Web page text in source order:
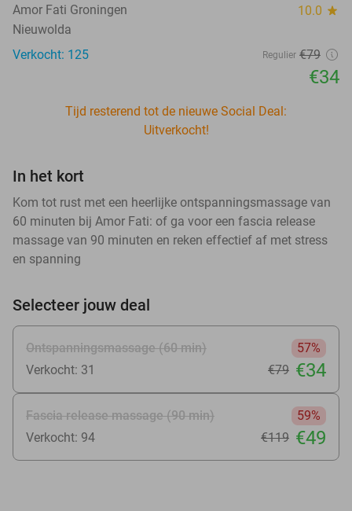
Amor Fati Groningen 10.0 star
Nieuwolda
Verkocht: 125
Regulier €79
€34
Tijd resterend tot de nieuwe Social Deal:
Uitverkocht!
In het kort
Kom tot rust met een heerlijke ontspanningsmassage van
60 minuten bij Amor Fati: of ga voor een fascia release
massage van 90 minuten en reken effectief af met stress
en spanning
Selecteer jouw deal
Ontspanningsmassage (60 min)
57%
Verkocht: 31
€79 €34
Fascia release massage (90 min)
59%
Verkocht: 94
€119 €49